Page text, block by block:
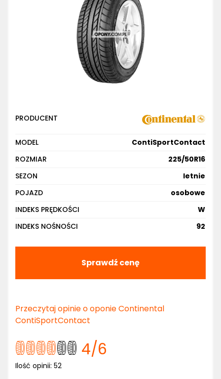
PRODUCENT
MODEL
ContiSportContact
ROZMIAR
225/50R16
SEZON
letnie
POJAZD
osobowe
INDEKS PRĘDKOŚCI
W
INDEKS NOŚNOŚCI
92
Sprawdź cenę
Przeczytaj opinie o oponie Continental
ContiSportContact
4/6
Ilość opinii: 52